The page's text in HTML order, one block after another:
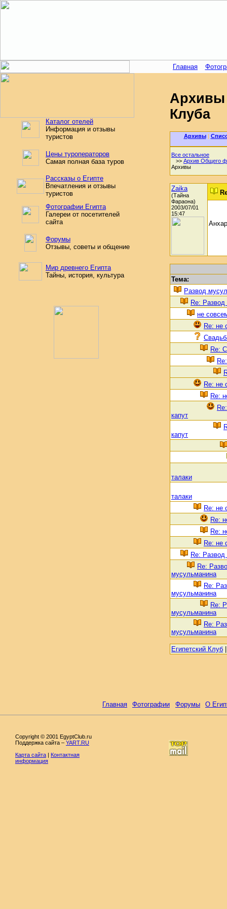
Главная
Каталог отелей
Информация и отзывы
туристов
Цены туроператоров
Самая полная база туров
Рассказы о Египте
Впечатления и отзывы
туристов
Фотографии Египта
Галереи от посетителей
сайта
Форумы
Отзывы, советы и общение
Мир древнего Египта
Тайны, история, культура
Архивы
Клуба
Архивы|
Все остальное
>> Архив Общего
Архивы
Zaika
(Тайна
Фараона)
2003/07/01
15:47
Тема:
Развод
Re:
не
Re: не
Re:
Re: не
Re:
капут
капут
талаки
талаки
Re: не
Re:
Re:
Re: не
Re:
Re:
мусульманина
Re:
мусульманина
Re:
мусульманина
Re:
мусульманина
Египетский Клуб
Главная Фотографии Форумы О
Copyright © 2001 EgyptClub.ru
Поддержка сайта – YART.RU
Карта сайта
Контактная
информация